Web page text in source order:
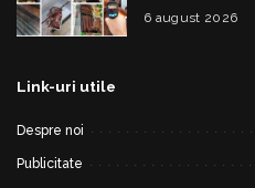
nereguli grave
6 august 2026
Link-uri utile
Despre noi
Publicitate